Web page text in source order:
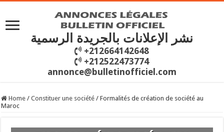
نشر الإعلانات بالجريدة الرسمية
+212664142648
+212522473774
annonce@bulletinofficiel.com
Home / Constituer une société / Formalités de création de société au
Maroc